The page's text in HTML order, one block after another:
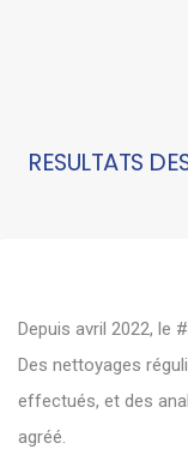
RESULTATS
Depuis avril 2022, le
Des nettoyages
effectués, et des
agréé.